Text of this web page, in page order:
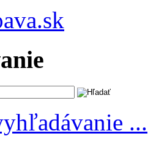
...